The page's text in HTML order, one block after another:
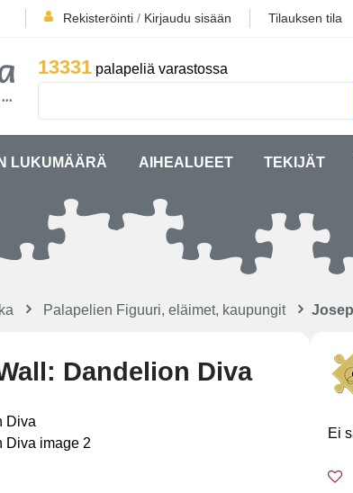
Rekisteröinti / Kirjaudu sisään Tilauksen tila
13331 palapeliä varastossa
LUKUMÄÄRÄ AIHEALUEET TEKIJÄT
Palapelien Figuuri, eläimet, kaupungit
Dandelion Diva
Ei